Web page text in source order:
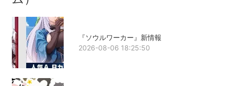
『ソウルワーカー』新情報
2026-08-06 18:25:50